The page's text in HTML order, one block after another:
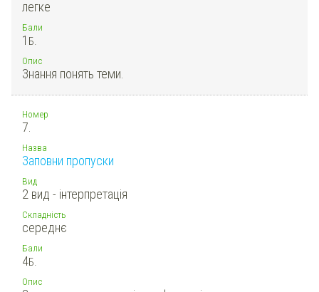
легке
Бали
1 Б.
Опис
Знання понять теми.
Номер
7.
Назва
Заповни пропуски
Вид
2 вид - інтерпретація
Складність
середнє
Бали
4Б.
Опис